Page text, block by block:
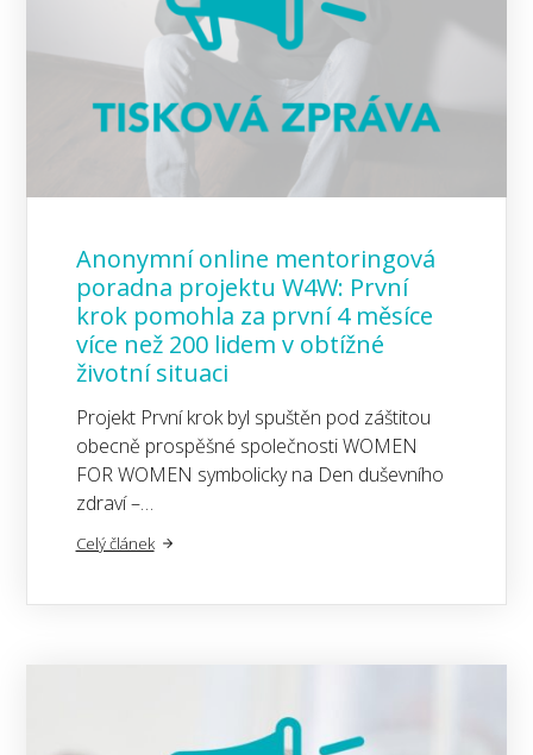
Anonymní online mentoringová
poradna projektu W4W: První
krok pomohla za první 4 měsíce
více než 200 lidem v obtížné
životní situaci
Projekt První krok byl spuštěn pod záštitou
obecně prospěšné společnosti WOMEN
FOR WOMEN symbolicky na Den duševního
zdraví –…
Celý článek